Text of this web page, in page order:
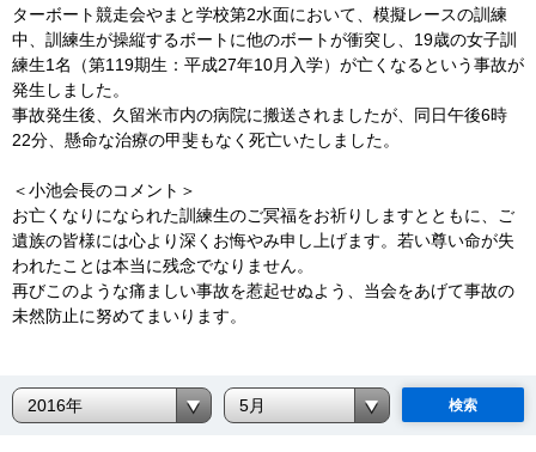
ターボート競走会やまと学校第2水面において、模擬レースの訓練
中、訓練生が操縦するボートに他のボートが衝突し、19歳の女子訓
練生1名（第119期生：平成27年10月入学）が亡くなるという事故が
発生しました。
事故発生後、久留米市内の病院に搬送されましたが、同日午後6時
22分、懸命な治療の甲斐もなく死亡いたしました。
＜小池会長のコメント＞
お亡くなりになられた訓練生のご冥福をお祈りしますとともに、ご
遺族の皆様には心より深くお悔やみ申し上げます。若い尊い命が失
われたことは本当に残念でなりません。
再びこのような痛ましい事故を惹起せぬよう、当会をあげて事故の
未然防止に努めてまいります。
検索